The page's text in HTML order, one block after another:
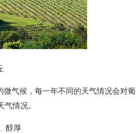
微气候，每一年不同的天气情况会对
气情况。
醇厚